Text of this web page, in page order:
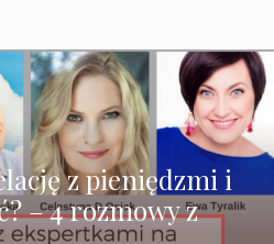
z pieniędzmi i
– 4 rozmowy z